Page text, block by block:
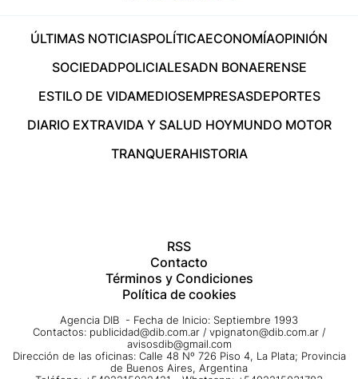
ÚLTIMAS NOTICIASPOLÍTICAECONOMÍAOPINIÓN
SOCIEDADPOLICIALESADN BONAERENSE
ESTILO DE VIDAMEDIOSEMPRESASDEPORTES
DIARIO EXTRAVIDA Y SALUD HOYMUNDO MOTOR
TRANQUERAHISTORIA
RSS
Contacto
Términos y Condiciones
Política de cookies
Agencia DIB - Fecha de Inicio: Septiembre 1993
Contactos: publicidad@dib.com.ar / vpignaton@dib.com.ar /
avisosdib@gmail.com
Dirección de las oficinas: Calle 48 Nº 726 Piso 4, La Plata; Provincia
de Buenos Aires, Argentina